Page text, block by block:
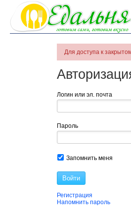
Для доступа к
Логин или эл. почта
Пароль
Запомнить меня
Войти
Регистрация
Напомнить пароль